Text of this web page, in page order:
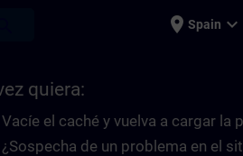
place Spain expand_more
quiera:
Vacíe el caché y vuelva a cargar la
¿Sospecha de un problema en el